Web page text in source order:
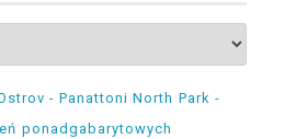
- Panattoni North Park -
ponadgabarytowych